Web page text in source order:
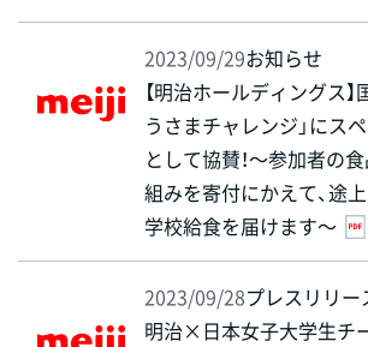
2023/09/29お知らせ
【明治ホールディングス】
うさまチャレンジ」にス
として協賛！～参加者の
組みを寄付にかえて、途
学校給食を届けます～
2023/09/28プレスリリー
明治×日本女子大学生チ